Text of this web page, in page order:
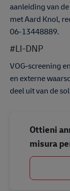
aanleiding van
met Aard Knol,
06-13448889.
#LI-DNP
VOG-screening
en externe
deel uit van de
Ottieni
misura